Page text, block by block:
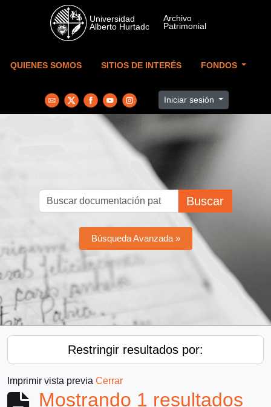
Skip to main content
QUIENES SOMOS SITIOS DE INTERÉS FONDOS
Iniciar sesión
Buscar
Búsqueda Avanzada »
Restringir resultados por:
Imprimir vista previa Cerrar
Mostrando 1 resultados